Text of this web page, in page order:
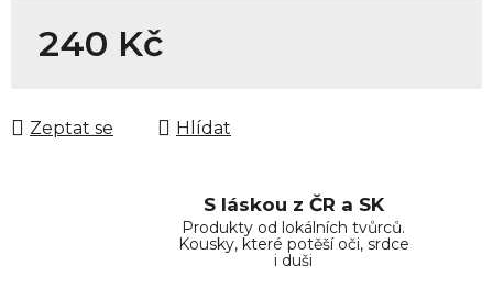
240 Kč
Zeptat se Hlídat
S láskou z ČR a SK
Produkty od lokálních tvůrců.
Kousky, které potěší oči, srdce
i duši